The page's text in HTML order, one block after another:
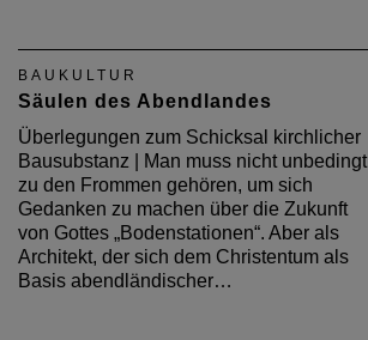
BAUKULTUR
Säulen des Abendlandes
Überlegungen zum Schicksal kirchlicher
Bausubstanz | Man muss nicht unbedingt
zu den Frommen gehören, um sich
Gedanken zu machen über die Zukunft
von Gottes „Bodenstationen“. Aber als
Architekt, der sich dem Christentum als
Basis abendländischer…